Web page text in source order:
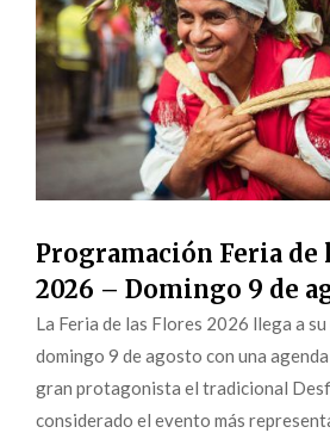
Programación Feria de
2026 – Domingo 9 de
La Feria de las Flores 2026 llega a
domingo 9 de agosto con una
gran protagonista el tradicional
considerado el evento más